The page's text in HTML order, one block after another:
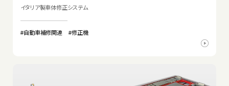
イタリア製車体修正システム
#自動車補修関連 #修正機